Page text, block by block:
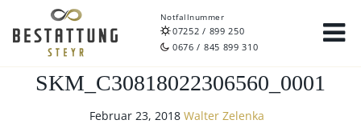
Notfallnummer
07252 / 899 250
0676 / 845 899 310
SKM_C30818022306560_0001
Februar 23, 2018 Walter Zelenka